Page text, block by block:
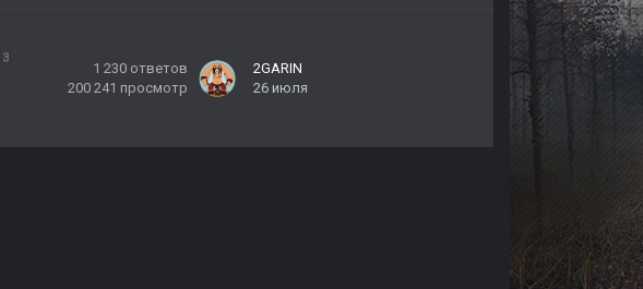
3
1 230 ответов
200 241 просмотр
2GARIN
26 июля